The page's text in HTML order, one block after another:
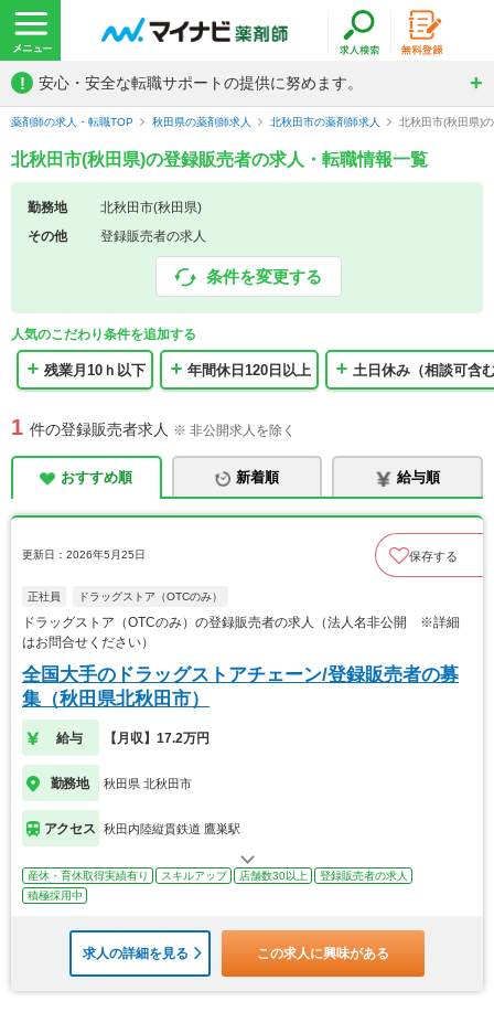
! 安心・安全な転職サポートの提供に努めます。
薬剤師の求人・転職TOP 秋田県の薬剤師求人 北秋田市の薬剤師求人 北秋田市(秋田県)
北秋田市(秋田県)の登録販売者の求人・転職情報一覧
勤務地
北秋田市(秋田県)
その他
登録販売者の求人
条件を変更する
人気のこだわり条件を追加する
残業月10ｈ以下 年間休日120日以上 土日休み（相談可含
1 件の登録販売者求人 ※ 非公開求人を除く
おすすめ順 新着順 給与順
更新日：2026年5月25日 保存する
正社員 ドラッグストア（OTCのみ）
ドラッグストア（OTCのみ）の登録販売者の求人（法人名非公開 ※詳細
はお問合せください）
全国大手のドラッグストアチェーン/登録販売者の募
集（秋田県北秋田市）
給与 【月収】17.2万円
勤務地 秋田県 北秋田市
アクセス 秋田内陸縦貫鉄道 鷹巣駅
産休・育休取得実績有り スキルアップ 店舗数30以上
登録販売者の求人
積極採用中
求人の詳細を見る この求人に興味がある